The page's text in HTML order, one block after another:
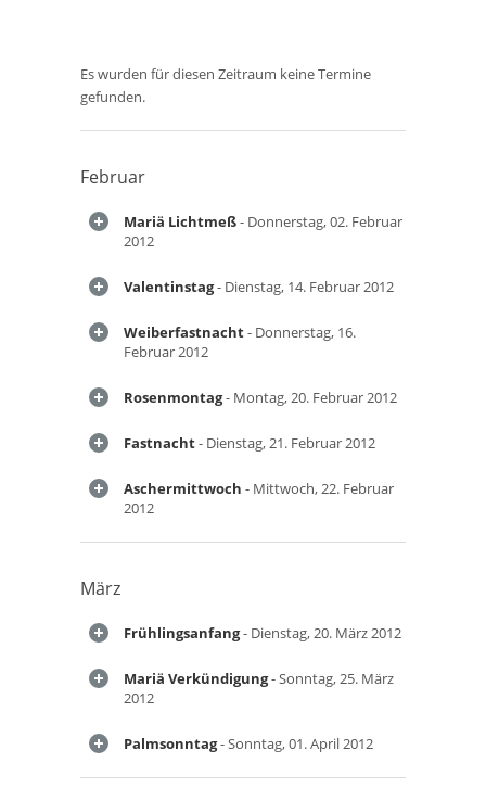
Es wurden für diesen Zeitraum keine Termine
gefunden.
Februar
Mariä Lichtmeß- Donnerstag, 02. Februar
2012
Valentinstag- Dienstag, 14. Februar 2012
Weiberfastnacht- Donnerstag, 16.
Februar 2012
Rosenmontag- Montag, 20. Februar 2012
Fastnacht- Dienstag, 21. Februar 2012
Aschermittwoch - Mittwoch, 22. Februar
2012
März
Frühlingsanfang- Dienstag, 20. März 2012
Mariä Verkündigung- Sonntag, 25. März
2012
Palmsonntag- Sonntag, 01. April 2012